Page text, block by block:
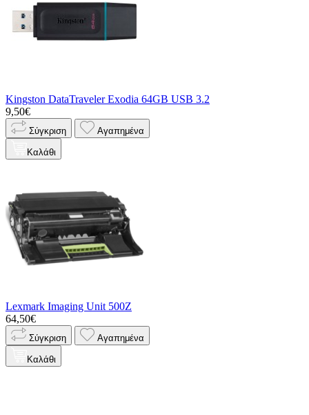
Kingston DataTraveler Exodia 64GB USB 3.2
9,50€
Σύγκριση Αγαπημένα
Καλάθι
Lexmark Imaging Unit 500Z
64,50€
Σύγκριση Αγαπημένα
Καλάθι